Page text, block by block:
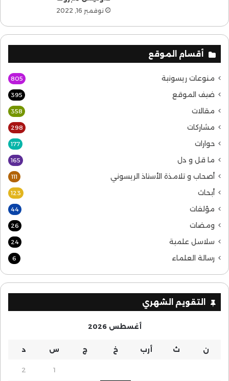
نوفمبر 16, 2022
أقسام الموقع
منوعات ريسونية 805
ضيف الموقع 395
مقالات 358
مشاركات 298
حوارات 177
ما قل و دل 165
أصحاب و تلامذة الأستاذ الريسوني 111
أبحاث 123
مؤلفات 44
ومضات 26
سلاسل علمية 24
رسالة العلماء 6
التقويم الشهري
أغسطس 2026
ن ث أرب خ ج س د
1
2